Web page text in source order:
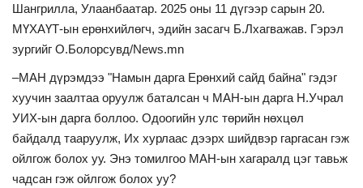
Шангрилла, Улаанбаатар. 2025 оны 11 дүгээр сарын 20.
МҮХАҮТ-ын ерөнхийлөгч, эдийн засагч Б.Лхагважав. Гэрэл
зургийг О.Болорсувд/News.mn
–МАН дүрэмдээ "Намын дарга Ерөнхий сайд байна" гэдэг
хуучин заалтаа оруулж баталсан ч МАН-ын дарга Н.Учрал
УИХ-ын дарга боллоо. Одоогийн улс төрийн нөхцөл
байдалд тааруулж, Их хурлаас дээрх шийдвэр гаргасан гэж
ойлгож болох уу. Энэ томилгоо МАН-ын хагаралд цэг тавьж
чадсан гэж ойлгож болох уу?